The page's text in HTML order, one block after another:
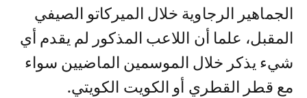
الجماهير الرجاوية خلال الميركاتو الصيفي
المقبل، علما أن اللاعب المذكور لم يقدم أي
شيء يذكر خلال الموسمين الماضيين سواء
مع قطر القطري أو الكويت الكويتي.